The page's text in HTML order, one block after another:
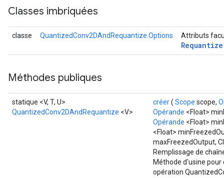
Classes imbriquées
classe QuantizedConv2DAndRequantize.Options Attributs
Requantize
Méthodes publiques
statique <V, T, U>
QuantizedConv2DAndRequantize <V>
créer( Scope scope,
Opérande <Float>
Opérande <Float>
<Float>
maxFreezedOutput,
Remplissage de
Méthode d'usine
opération